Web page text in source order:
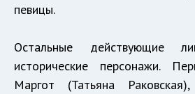
певицы.
Остальные действующие
исторические персонажи.
Маргот (Татьяна